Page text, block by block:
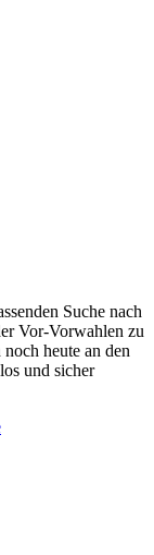
Suche nach
Vor-Vorwahlen zu
heute an den
und sicher